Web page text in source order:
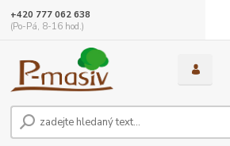
+420 777 062 638
(Po-Pá, 8-16 hod.)